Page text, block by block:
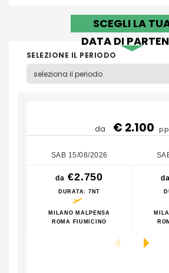
SCEGLI LA
DATA DI
SELEZIONE IL PERIODO
da € 2.100 p.p.
SAB 15/08/2026
da €2.750
DURATA: 7NT
MILANO MALPENSA
ROMA FIUMICINO
da